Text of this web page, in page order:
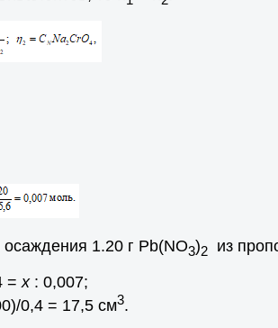
1.20 г Pb(NO3)2 из
= х: 0,007;
0,4 = 17,5 см3.